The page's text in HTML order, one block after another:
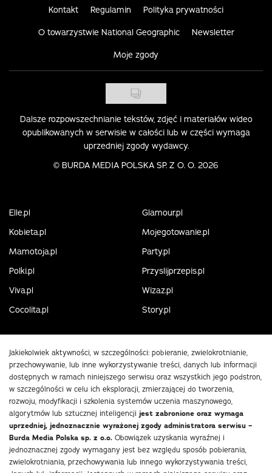
Kontakt Regulamin Polityka prywatności
O towarzystwie National Geographic Newsletter
Moje zgody
Dalsze rozpowszechnianie tekstów, zdjęć i materiałów wideo
opublikowanych w serwisie w całości lub w części wymaga
uprzedniej zgody wydawcy.
© BURDA MEDIA POLSKA SP. Z O. O. 2026
Elle.pl
Glamour.pl
Kobieta.pl
Mojegotowanie.pl
Mamotoja.pl
Party.pl
Polki.pl
Przyslijprzepis.pl
Viva.pl
Wizaz.pl
Cocolita.pl
Story.pl
Jakiekolwiek aktywności, w szczególności: pobieranie, zwielokrotnianie,
przechowywanie, lub inne wykorzystywanie treści, danych lub informacji
dostępnych w ramach niniejszego serwisu oraz wszystkich jego podstron,
w szczególności w celu ich eksploracji, zmierzającej do tworzenia,
rozwoju, modyfikacji i szkolenia systemów uczenia maszynowego,
algorytmów lub sztucznej inteligencji jest zabronione oraz wymaga
uprzedniej, jednoznacznie wyrażonej zgody administratora serwisu –
Burda Media Polska sp. z o.o. Obowiązek uzyskania wyraźnej i
jednoznacznej zgody wymagany jest bez względu sposób pobierania,
zwielokrotniania, przechowywania lub innego wykorzystywania treści,